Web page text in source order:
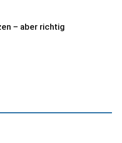
– aber richtig